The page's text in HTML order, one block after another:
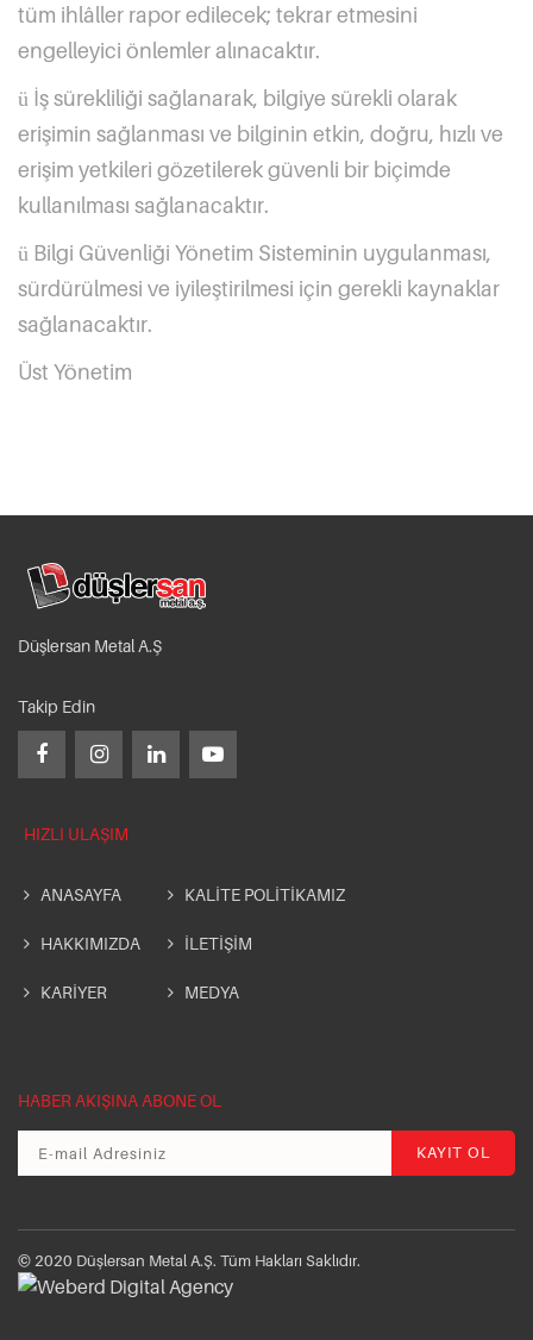
tüm ihlâller rapor edilecek; tekrar etmesini
engelleyici önlemler alınacaktır.
ü İş sürekliliği sağlanarak, bilgiye sürekli olarak
erişimin sağlanması ve bilginin etkin, doğru, hızlı ve
erişim yetkileri gözetilerek güvenli bir biçimde
kullanılması sağlanacaktır.
ü Bilgi Güvenliği Yönetim Sisteminin uygulanması,
sürdürülmesi ve iyileştirilmesi için gerekli kaynaklar
sağlanacaktır.
Üst Yönetim
Düşlersan Metal A.Ş
Takip Edin
HIZLI ULAŞIM
ANASAYFA
HAKKIMIZDA
KARİYER
KALİTE POLİTİKAMIZ
İLETİŞİM
MEDYA
HABER AKIŞINA ABONE OL
© 2020 Düşlersan Metal A.Ş. Tüm Hakları Saklıdır.